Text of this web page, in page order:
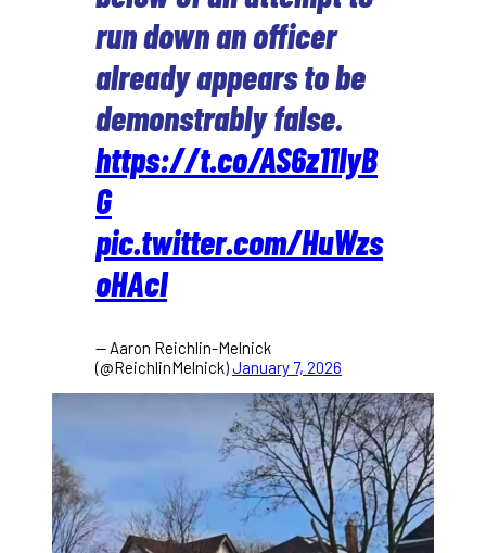
run down an officer
already appears to be
demonstrably false.
https://t.co/AS6z11IyB
G
pic.twitter.com/HuWzs
oHAcI
— Aaron Reichlin-Melnick
(@ReichlinMelnick)January 7, 2026